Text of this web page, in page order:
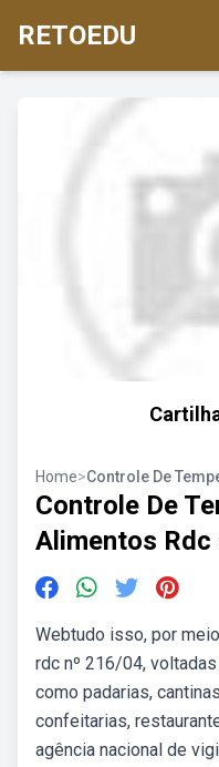
RETOEDU
Home>Controle De
Controle De
Alimentos Rdc
Webtudo isso, por
rdc nº 216/04,
como padarias,
confeitarias,
agência nacional de